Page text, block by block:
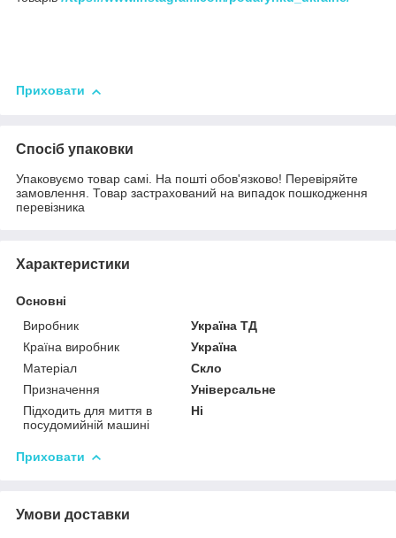
Приховати
Спосіб упаковки
Упаковуємо товар самі. На пошті обов'язково! Перевіряйте
замовлення. Товар застрахований на випадок пошкодження
перевізника
Характеристики
Основні
Виробник
Україна ТД
Країна виробник
Україна
Матеріал
Скло
Призначення
Універсальне
Підходить для миття в
посудомийній машині
Ні
Приховати
Умови доставки